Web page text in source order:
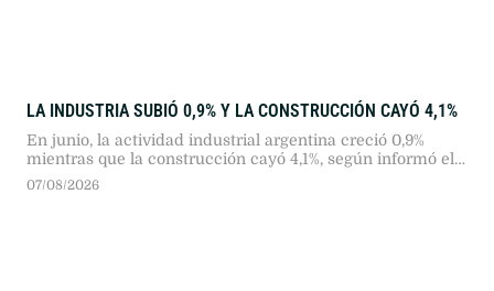
LA INDUSTRIA SUBIÓ 0,9% Y LA CONSTRUCCIÓN CAYÓ 4,1%
En junio, la actividad industrial argentina creció 0,9%
mientras que la construcción cayó 4,1%, según informó el
INDEC. El estancamiento del crédito y del consumo
07/08/2026